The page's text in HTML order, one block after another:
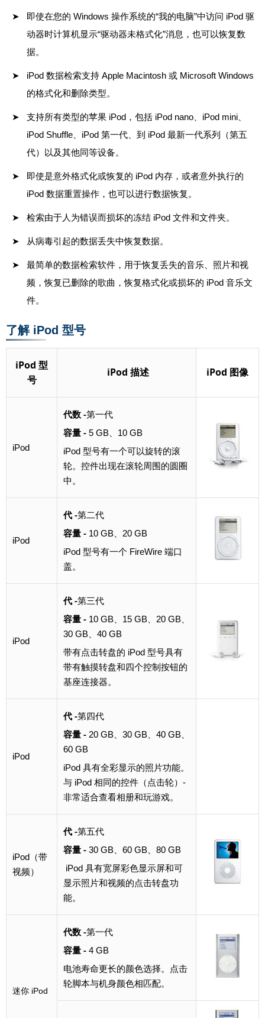
即使在您的 Windows 操作系统的“我的电脑”中访问 iPod 驱
动器时计算机显示“驱动器未格式化”消息，也可以恢复数
据。
iPod 数据检索支持 Apple Macintosh 或 Microsoft Windows
的格式化和删除类型。
支持所有类型的苹果 iPod，包括 iPod nano、iPod mini、
iPod Shuffle、iPod 第一代、到 iPod 最新一代系列（第五
代）以及其他同等设备。
即使是意外格式化或恢复的 iPod 内存，或者意外执行的
iPod 数据重置操作，也可以进行数据恢复。
检索由于人为错误而损坏的冻结 iPod 文件和文件夹。
从病毒引起的数据丢失中恢复数据。
最简单的数据检索软件，用于恢复丢失的音乐、照片和视
频，恢复已删除的歌曲，恢复格式化或损坏的 iPod 音乐文
件。
了解 iPod 型号
iPod 型
号
iPod 描述 iPod 图像
iPod
代数 -第一代
容量 - 5 GB、10 GB
iPod 型号有一个可以旋转的滚
轮。控件出现在滚轮周围的圆圈
中。
iPod
代 -第二代
容量 - 10 GB、20 GB
iPod 型号有一个 FireWire 端口
盖。
iPod
代 -第三代
容量 - 10 GB、15 GB、20 GB、
30 GB、40 GB
带有点击转盘的 iPod 型号具有
带有触摸转盘和四个控制按钮的
基座连接器。
iPod
代 -第四代
容量 - 20 GB、30 GB、40 GB、
60 GB
iPod 具有全彩显示的照片功能。
与 iPod 相同的控件（点击轮）-
非常适合查看相册和玩游戏。
iPod（带
视频）
代 -第五代
容量 - 30 GB、60 GB、80 GB
iPod 具有宽屏彩色显示屏和可
显示照片和视频的点击转盘功
能。
迷你 iPod
代数 -第一代
容量 - 4 GB
电池寿命更长的颜色选择。点击
轮脚本与机身颜色相匹配。